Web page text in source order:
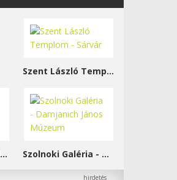
Szent László Templom - Sárvár
Református templom - Salgótarján Szolnoki Galéria - Damjanich János Múzeum